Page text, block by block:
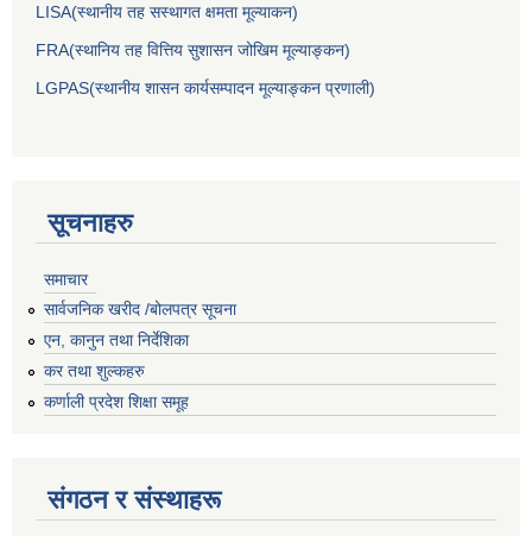
LISA(स्थानीय तह सस्थागत क्षमता मूल्याक‌न)
FRA(स्थानिय तह वित्तिय सुशासन जोखिम मूल्याङ्कन)
LGPAS(स्थानीय शासन कार्यसम्पादन मूल्याङ्कन प्रणाली)
सूचनाहरु
समाचार
सार्वजनिक खरीद /बोलपत्र सूचना
एन, कानुन तथा निर्देशिका
कर तथा शुल्कहरु
कर्णाली प्रदेश शिक्षा समूह
संगठन र संस्थाहरू